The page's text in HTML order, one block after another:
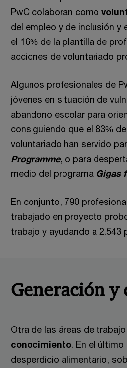
PwC colaboran como
del empleo y de inclusión y
el 16% de la plantilla de
acciones de voluntariado
Algunos profesionales de
jóvenes en situación de
abandono escolar para
consiguiendo que el 83%
voluntariado han servido
Programme, o para
medio del programa Gigas
En conjunto, 790
trabajado en proyecto
trabajo y ayudando a 2.543
Generación
Otra de las áreas de
conocimiento. En el
desperdicio alimentario,